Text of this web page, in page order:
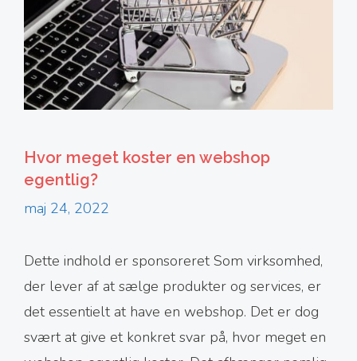
Hvor meget koster en webshop
egentlig?
maj 24, 2022
Dette indhold er sponsoreret Som virksomhed,
der lever af at sælge produkter og services, er
det essentielt at have en webshop. Det er dog
svært at give et konkret svar på, hvor meget en